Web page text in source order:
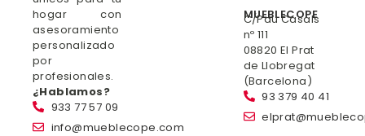
hogar con
asesoramiento
personalizado
por
profesionales.
¿Hablamos?
933 77 57 09
info@mueblecope.com
MUEBLECOPE
C/Pau Casals
nº 111
08820 El Prat
de Llobregat
(Barcelona)
93 379 40 41